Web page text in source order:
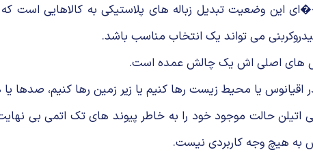
این وضعیت تبدیل زباله های پلاستیکی به کالاهایی است که
می تواند یک انتخاب مناسب باشد.
های اصلی اش یک چالش عمده است.
در اقیانوس یا محیط زیست رها کنیم یا زیر زمین رها کنیم، صدها
اتیلن حالت موجود خود را به خاطر پیوند های تک اتمی بی
به هیچ وجه کاربردی نیست.